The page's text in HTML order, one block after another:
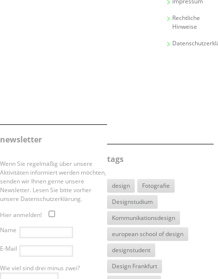
Rechtliche
Hinweise
newsletter
Wenn Sie regelmäßig über unsere
Aktivitäten informiert werden möchten,
senden wir Ihnen gerne unsere
Newsletter. Lesen Sie bitte vorher
unsere Datenschutzerklärung.
Hier anmelden!
Name
E-Mail
Wie viel sind drei minus zwei?
tags
design
Fotografie
Designstudium
Kommunikationsdesign
european school of design
designstudent
Design Frankfurt